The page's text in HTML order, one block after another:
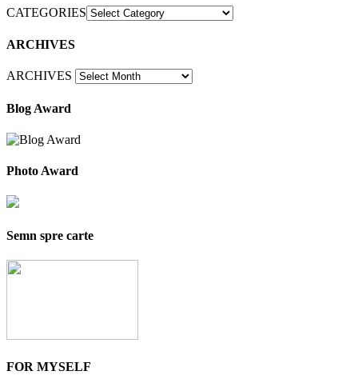
CATEGORIES
ARCHIVES
ARCHIVES
Blog Award
Photo Award
Semn spre carte
FOR MYSELF